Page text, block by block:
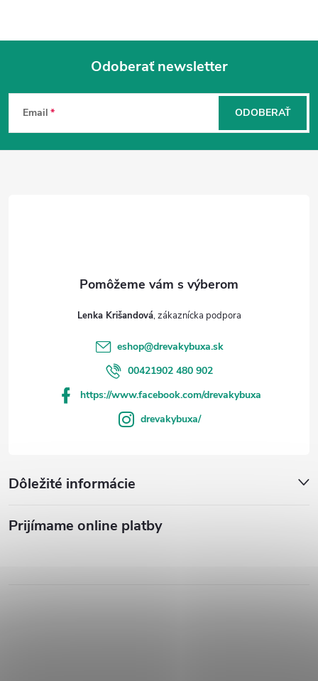
Z
p
ä
Odoberať newsletter
Email ODOBERAŤ
Lenka Krišandová
eshop@drevakybuxa.sk
00421902 480 902
https://www.facebook.com/drevakybuxa
drevakybuxa/
Dôležité informácie
Prijímame online platby